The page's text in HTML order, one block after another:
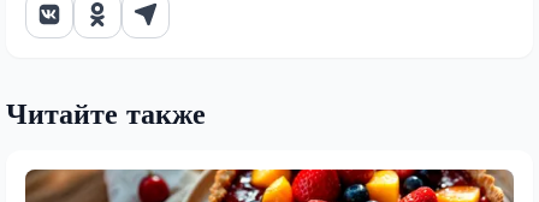
Читайте также